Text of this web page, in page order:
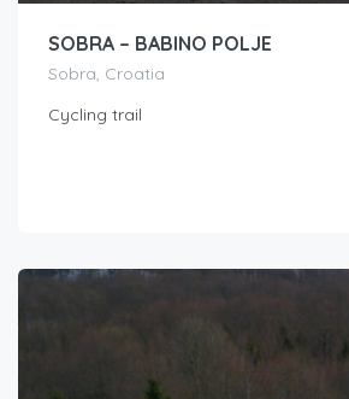
SOBRA – BABINO POLJE
Sobra, Croatia
Cycling trail